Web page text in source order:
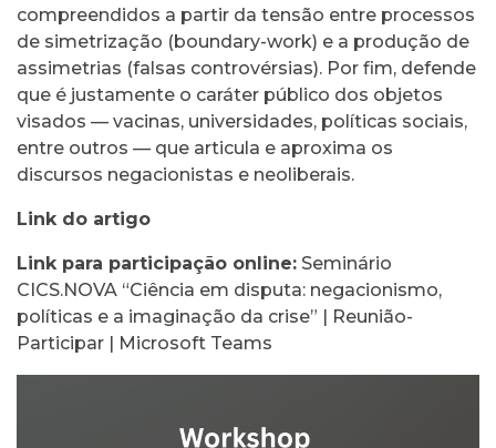
compreendidos a partir da tensão entre processos
de simetrização (boundary-work) e a produção de
assimetrias (falsas controvérsias). Por fim, defende
que é justamente o caráter público dos objetos
visados — vacinas, universidades, políticas sociais,
entre outros — que articula e aproxima os
discursos negacionistas e neoliberais.
Link do artigo
Link para participação online: Seminário
CICS.NOVA “Ciência em disputa: negacionismo,
políticas e a imaginação da crise” | Reunião-
Participar | Microsoft Teams